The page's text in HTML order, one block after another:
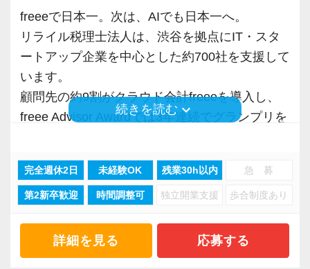
う。実際の数字に触れながら業務に取り組んで
頂くことで、より理解と知識が深まります！
▽ステップ2(2ヶ月目〜)
そろそろ入力業務に慣れてきますので、本人の
希望に応じて決算業務、年末調整業務、確定申
計の業務を一通り覚えられます！
▽ステップ3(4ヶ月目〜)
一通りの業務を覚えたら、自分自身で決算を行
って頂きます。決算書が出来ましたら、先輩ス
ます。ご紹介案件が7割を超えているのも、そう
いった私たちの姿勢がお客様から評価されてい
るからだと自負しています。
今後もお客様に満足していただけるようにスキ
ルの向上を目指し、税務のプロとして高い信頼
お客様から信頼され、心の通ったサービスを提
供する真の「税務プロフェッショナル」として
の道を私たちと一緒に歩んでみませんか？
【将来オフィスをお任せできる貴方の力を求め
う」と思える方です。
「AIでも、日本一へ。」を、見る人ではなく、
一緒につくる人を募集しています。
freeeで日本一。次は、AIでも日本一へ。
リライル税理士法人は、渋谷を拠点にIT・スタ
ートアップ企業を中心とした約700社を支援して
います。
顧問先の約9割がクラウド会計freeeを導入し、
freee Advisor Awardでは3年連続でグランプリを
客への価値提供そのものを再設計しています。
賞金総額100万円の「AI HACK Challenge」を実
施し、優れた取り組みに賞金を支給しました。
続きを読むkeyboard_arrow_down
完全週休2日 未経験OK 残業30h以内 急 募
第2新卒歓迎 時間調整可 独立開業支援 歩合制度あり
詳細を見る 応募する